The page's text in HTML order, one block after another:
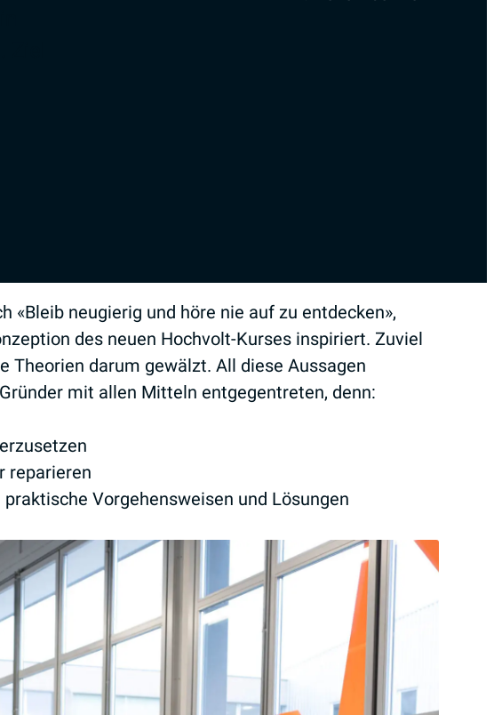
«Bleib neugierig und höre nie auf zu entdecken»,
des neuen Hochvolt-Kurses inspiriert. Zuviel
Theorien darum gewälzt. All diese Aussagen
mit allen Mitteln entgegentreten, denn:
reparieren
Vorgehensweisen und Lösungen